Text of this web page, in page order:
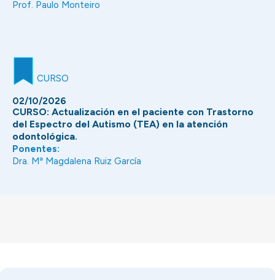
Prof. Paulo Monteiro
CURSO
02/10/2026
CURSO: Actualización en el paciente con Trastorno
del Espectro del Autismo (TEA) en la atención
odontológica.
Ponentes:
Dra. Mª Magdalena Ruiz García